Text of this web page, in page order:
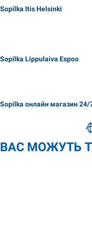
Sopilka Itis Helsinki
Sopilka Lippulaiva Espoo
Sopilka онлайн магазин 24/
ВАС МОЖУТЬ